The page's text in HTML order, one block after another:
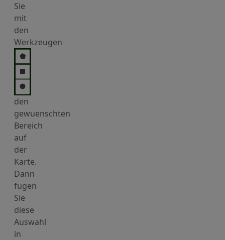
Sie
mit
den
Werkzeugen
den
gewuenschten
Bereich
auf
der
Karte.
Dann
fügen
Sie
diese
Auswahl
in